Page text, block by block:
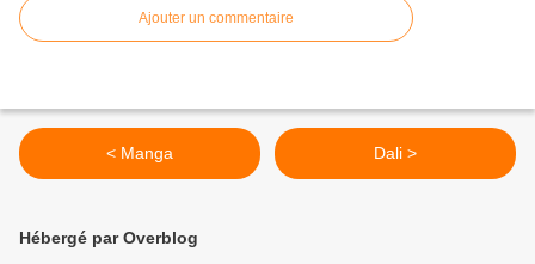
Ajouter un commentaire
< Manga Dali >
Hébergé par Overblog